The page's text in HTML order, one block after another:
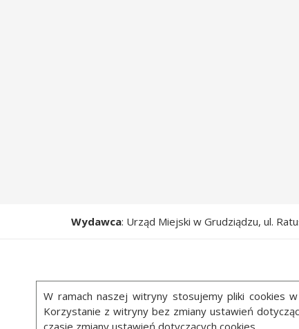
Wydawca: Urząd Miejski w Grudziądzu, ul.
W ramach naszej witryny stosujemy pliki cookies
Korzystanie z witryny bez zmiany ustawień
czasie zmiany ustawień dotyczących cookies.